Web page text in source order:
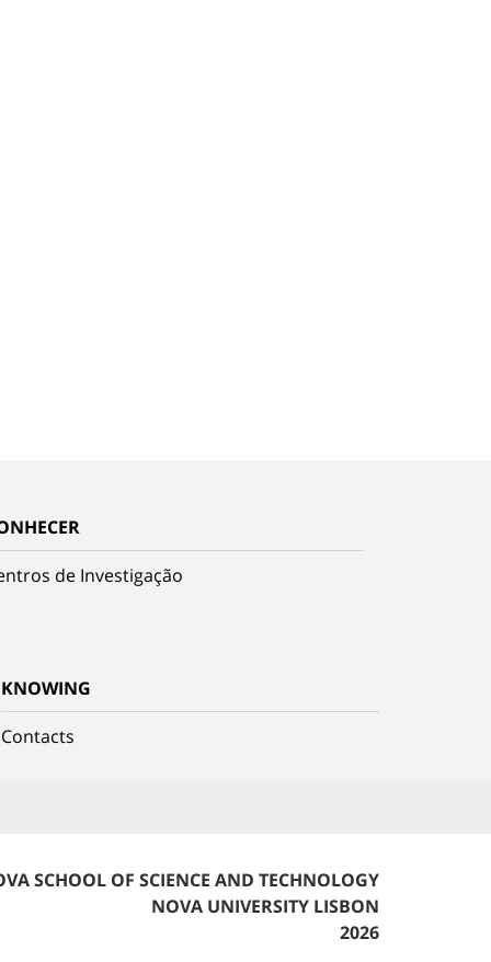
de Investigação
KNOWING
Contacts
SCHOOL OF SCIENCE AND TECHNOLOGY
NOVA UNIVERSITY LISBON
2026